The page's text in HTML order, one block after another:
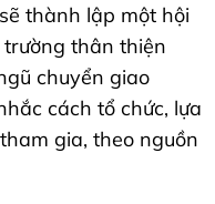
thành lập một hội
thân thiện
chuyển giao
cách tổ chức, lựa
gia, theo nguồn